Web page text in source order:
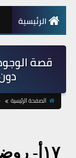
الرئيسية
قصة
الصفحة الرئيسية
١٧أ- روضات